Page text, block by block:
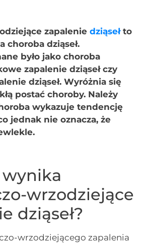
zapaleniedziąsełto
choroba dziąseł.
było jako choroba
zapalenie dziąseł czy
dziąseł. Wyróżnia się
postać choroby. Należy
wykazuje tendencję
jednak nie oznacza, że
wrzodziejące
dziąseł?
wrzodziejącego zapalenia